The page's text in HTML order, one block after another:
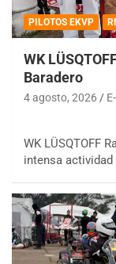
PILOTOS EKVP
WK
Baradero
4 agosto, 2026
WK LÜSQTOFF
intensa